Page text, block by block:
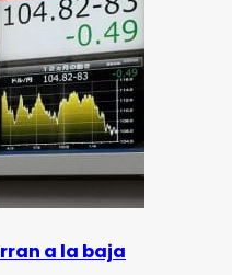
a la baja